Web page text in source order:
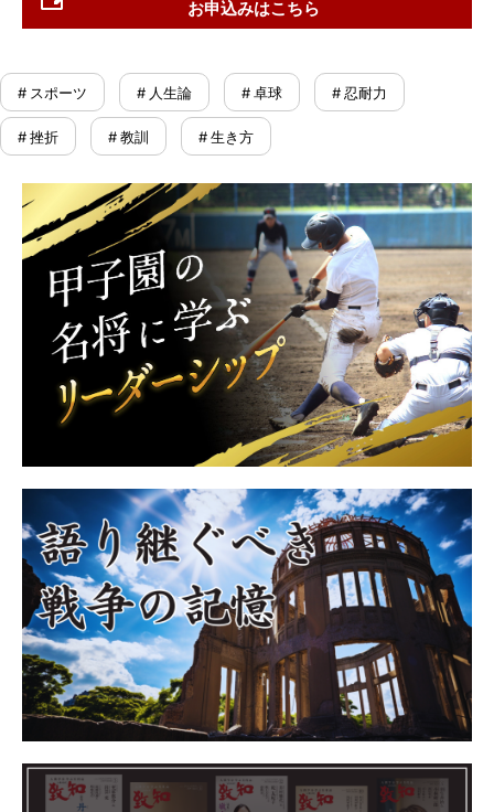
お申込みはこちら
# スポーツ # 人生論 # 卓球 # 忍耐力
# 挫折 # 教訓 # 生き方